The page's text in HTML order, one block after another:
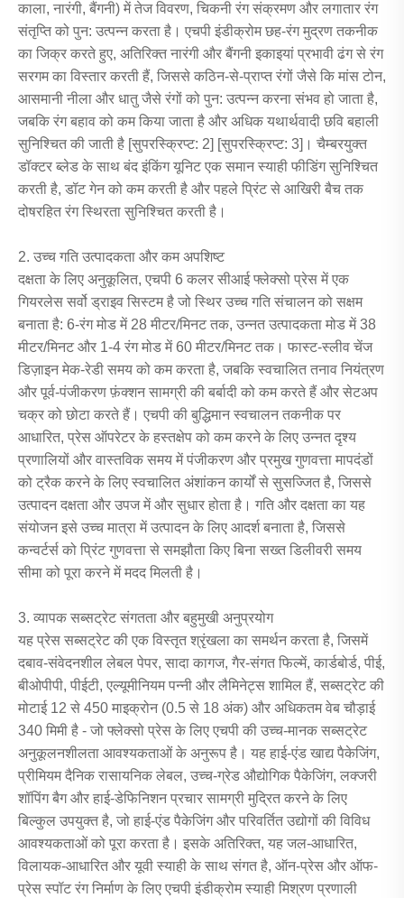
काला, नारंगी, बैंगनी) में तेज विवरण, चिकनी रंग संक्रमण और लगातार रंग
संतृप्ति को पुन: उत्पन्न करता है। एचपी इंडीक्रोम छह-रंग मुद्रण तकनीक
का जिक्र करते हुए, अतिरिक्त नारंगी और बैंगनी इकाइयां प्रभावी ढंग से रंग
सरगम ​​का विस्तार करती हैं, जिससे कठिन-से-प्राप्त रंगों जैसे कि मांस टोन,
आसमानी नीला और धातु जैसे रंगों को पुन: उत्पन्न करना संभव हो जाता है,
जबकि रंग बहाव को कम किया जाता है और अधिक यथार्थवादी छवि बहाली
सुनिश्चित की जाती है [सुपरस्क्रिप्ट: 2] [सुपरस्क्रिप्ट: 3]। चैम्बरयुक्त
डॉक्टर ब्लेड के साथ बंद इंकिंग यूनिट एक समान स्याही फीडिंग सुनिश्चित
करती है, डॉट गेन को कम करती है और पहले प्रिंट से आखिरी बैच तक
दोषरहित रंग स्थिरता सुनिश्चित करती है।
2. उच्च गति उत्पादकता और कम अपशिष्ट
दक्षता के लिए अनुकूलित, एचपी 6 कलर सीआई फ्लेक्सो प्रेस में एक
गियरलेस सर्वो ड्राइव सिस्टम है जो स्थिर उच्च गति संचालन को सक्षम
बनाता है: 6-रंग मोड में 28 मीटर/मिनट तक, उन्नत उत्पादकता मोड में 38
मीटर/मिनट और 1-4 रंग मोड में 60 मीटर/मिनट तक। फास्ट-स्लीव चेंज
डिज़ाइन मेक-रेडी समय को कम करता है, जबकि स्वचालित तनाव नियंत्रण
और पूर्व-पंजीकरण फ़ंक्शन सामग्री की बर्बादी को कम करते हैं और सेटअप
चक्र को छोटा करते हैं। एचपी की बुद्धिमान स्वचालन तकनीक पर
आधारित, प्रेस ऑपरेटर के हस्तक्षेप को कम करने के लिए उन्नत दृश्य
प्रणालियों और वास्तविक समय में पंजीकरण और प्रमुख गुणवत्ता मापदंडों
को ट्रैक करने के लिए स्वचालित अंशांकन कार्यों से सुसज्जित है, जिससे
उत्पादन दक्षता और उपज में और सुधार होता है। गति और दक्षता का यह
संयोजन इसे उच्च मात्रा में उत्पादन के लिए आदर्श बनाता है, जिससे
कन्वर्टर्स को प्रिंट गुणवत्ता से समझौता किए बिना सख्त डिलीवरी समय
सीमा को पूरा करने में मदद मिलती है।
3. व्यापक सब्सट्रेट संगतता और बहुमुखी अनुप्रयोग
यह प्रेस सब्सट्रेट की एक विस्तृत श्रृंखला का समर्थन करता है, जिसमें
दबाव-संवेदनशील लेबल पेपर, सादा कागज, गैर-संगत फिल्में, कार्डबोर्ड, पीई,
बीओपीपी, पीईटी, एल्यूमीनियम पन्नी और लैमिनेट्स शामिल हैं, सब्सट्रेट की
मोटाई 12 से 450 माइक्रोन (0.5 से 18 अंक) और अधिकतम वेब चौड़ाई
340 मिमी है - जो फ्लेक्सो प्रेस के लिए एचपी की उच्च-मानक सब्सट्रेट
अनुकूलनशीलता आवश्यकताओं के अनुरूप है। यह हाई-एंड खाद्य पैकेजिंग,
प्रीमियम दैनिक रासायनिक लेबल, उच्च-ग्रेड औद्योगिक पैकेजिंग, लक्जरी
शॉपिंग बैग और हाई-डेफिनिशन प्रचार सामग्री मुद्रित करने के लिए
बिल्कुल उपयुक्त है, जो हाई-एंड पैकेजिंग और परिवर्तित उद्योगों की विविध
आवश्यकताओं को पूरा करता है। इसके अतिरिक्त, यह जल-आधारित,
विलायक-आधारित और यूवी स्याही के साथ संगत है, ऑन-प्रेस और ऑफ-
प्रेस स्पॉट रंग निर्माण के लिए एचपी इंडीक्रोम स्याही मिश्रण प्रणाली